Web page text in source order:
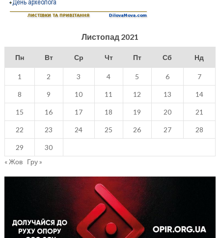
Листопад 2021
Пн Вт Ср Чт Пт Сб Нд
1 2 3 4 5 6 7
8 9 10 11 12 13 14
15 16 17 18 19 20 21
22 23 24 25 26 27 28
29
30
« Жов Гру »